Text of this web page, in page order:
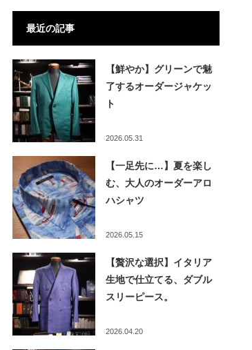
最近の記事
【鮮やか】グリーンで魅
了するオーダージャケッ
ト
2026.05.31
【一足先に…】夏を楽し
む、大人のオーダーアロ
ハシャツ
2026.05.15
【贅沢な選択】イタリア
生地で仕立てる、ダブル
スリーピース。
2026.04.20